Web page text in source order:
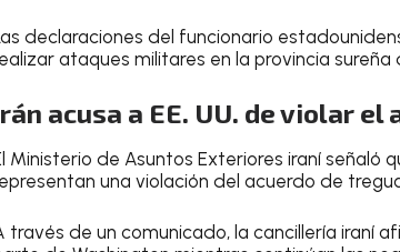
declaraciones del funcionario
ataques militares en la provincia
acusa a EE. UU. de violar
Ministerio de Asuntos Exteriores iraní señaló
una violación del acuerdo de
través de un comunicado, la cancillería iraní